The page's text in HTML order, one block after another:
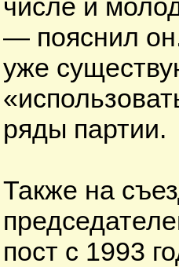
числе и
— пояснил
уже
ряды партии.
Также на
пост с 1993